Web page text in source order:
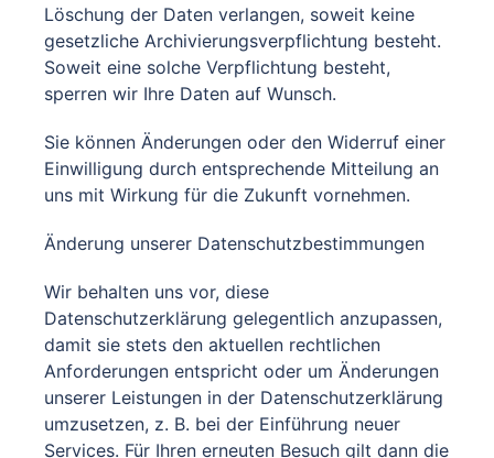
Löschung der Daten verlangen, soweit keine
gesetzliche Archivierungsverpflichtung besteht.
Soweit eine solche Verpflichtung besteht,
sperren wir Ihre Daten auf Wunsch.
Sie können Änderungen oder den Widerruf einer
Einwilligung durch entsprechende Mitteilung an
uns mit Wirkung für die Zukunft vornehmen.
Änderung unserer Datenschutzbestimmungen
Wir behalten uns vor, diese
Datenschutzerklärung gelegentlich anzupassen,
damit sie stets den aktuellen rechtlichen
Anforderungen entspricht oder um Änderungen
unserer Leistungen in der Datenschutzerklärung
umzusetzen, z. B. bei der Einführung neuer
Services. Für Ihren erneuten Besuch gilt dann die